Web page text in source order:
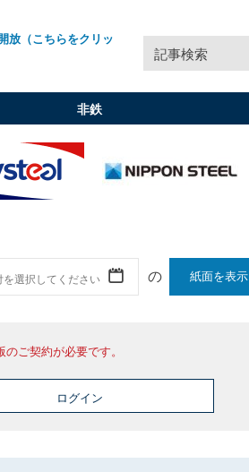
放（こちらをクリッ
記事検索
非鉄
紙面を表示
ご契約が必要です。
ログイン